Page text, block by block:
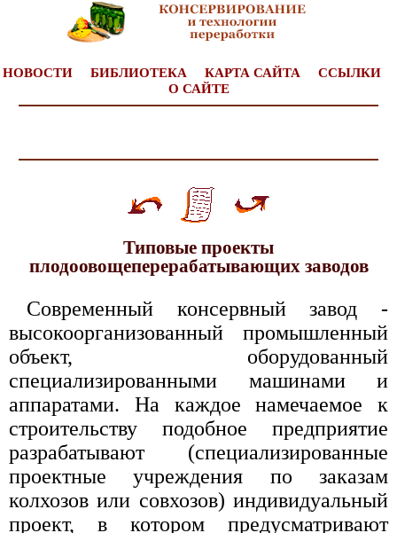
НОВОСТИ БИБЛИОТЕКА КАРТА САЙТА
ССЫЛКИ
О САЙТЕ
Типовые проекты
плодоовощеперерабатывающих заводов
Современный консервный завод -
высокоорганизованный промышленный
объект, оборудованный
специализированными машинами и
аппаратами. На каждое намечаемое к
строительству подобное предприятие
разрабатывают (специализированные
проектные учреждения по заказам
колхозов или совхозов) индивидуальный
проект, в котором предусматривают